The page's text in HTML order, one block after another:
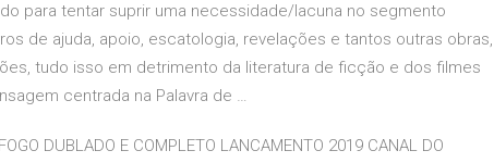
para tentar suprir uma necessidade/lacuna no segmento
de ajuda, apoio, escatologia, revelações e tantos outras obras,
tudo isso em detrimento da literatura de ficção e dos filmes
centrada na Palavra de …
DUBLADO E COMPLETO LANCAMENTO 2019 CANAL DO